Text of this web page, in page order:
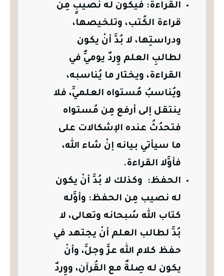
القراءة: فيكُون له نصيبٍ مِن
قراءة الكُتب، وتلخيصها،
ودراستِها، لا بُدَّ أنْ يكون
لطالبِ العلم وِردٌ يوميٌّ في
القراءة، ويختار ما يُناسبه،
ويُناسبُ مُستواه العلميِّ، فلا
ينتقل إلى أرفع مِن مُستواه
فتحدُثُ عنده الإشكالات على
ما سيأتي بيانه إنْ شاء الله،
فأوَّلا القراءة.
الحفظ: وكذلك لا بُدَّ أنْ يكون
له نصيب مِن الحفظ: وأوَّله
كتاب الله سُبحانه وتعالى، لا
بُدَّ لطالب العلم أنْ يجتهد في
حفظ كلام الله عزَّ وجلَّ، وأنْ
يكون له صِلةٌ مع القُرآن، ووِردٌ